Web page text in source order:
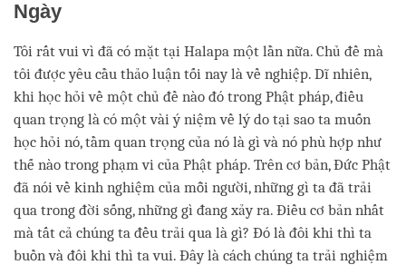
Ngày
Tôi rất vui vì đã có mặt tại Halapa một lần nữa. Chủ đề mà
tôi được yêu cầu thảo luận tối nay là về nghiệp. Dĩ nhiên,
khi học hỏi về một chủ đề nào đó trong Phật pháp, điều
quan trọng là có một vài ý niệm về lý do tại sao ta muốn
học hỏi nó, tầm quan trọng của nó là gì và nó phù hợp như
thế nào trong phạm vi của Phật pháp. Trên cơ bản, Đức Phật
đã nói về kinh nghiệm của mỗi người, những gì ta đã trải
qua trong đời sống, những gì đang xảy ra. Điều cơ bản nhất
mà tất cả chúng ta đều trải qua là gì? Đó là đôi khi thì ta
buồn và đôi khi thì ta vui. Đây là cách chúng ta trải nghiệm